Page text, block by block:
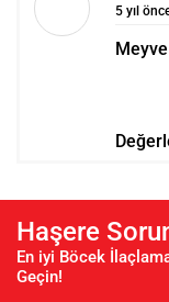
5 yıl
Haşere
En iyi Böcek
Geçin!